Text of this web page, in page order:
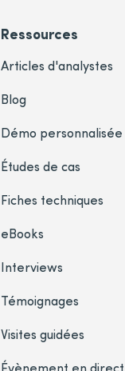
Ressources
Articles d'analystes
Blog
Démo personnalisée
Études de cas
Fiches techniques
eBooks
Interviews
Témoignages
Visites guidées
Évènement en direct